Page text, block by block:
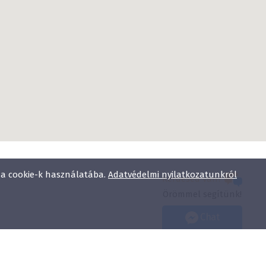
cookie-k használatába. Adatvédelmi nyilatkozatunkról
Kérdésed van?